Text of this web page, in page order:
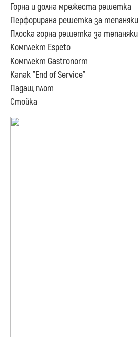
Горна и долна мрежеста решетка
Перфорирана решетка за тепаняки
Плоска горна решетка за тепаняки
Комплект Espeto
Комплект Gastronorm
Капак "End of Service"
Падащ плот
Стойка